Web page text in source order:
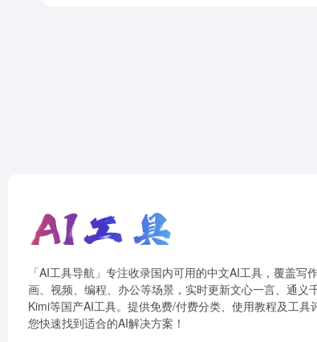
「AI工具导航」专注收录国内可用的中文AI工具，覆盖写
画、视频、编程、办公等场景，实时更新文心一言、通义千
Kimi等国产AI工具。提供免费/付费分类、使用教程及工具
您快速找到适合的AI解决方案！